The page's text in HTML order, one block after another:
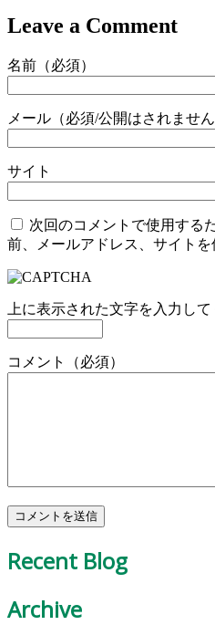
Leave a Comment
名前（必須）
メール（必須/公開はされません
サイト
次回のコメントで使用する
前、メールアドレス、サイトを
上に表示された文字を入力して
コメント（必須）
Recent Blog
Archive